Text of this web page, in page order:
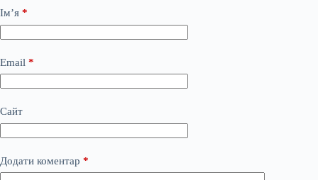
Ім’я *
Email *
Сайт
Додати коментар *